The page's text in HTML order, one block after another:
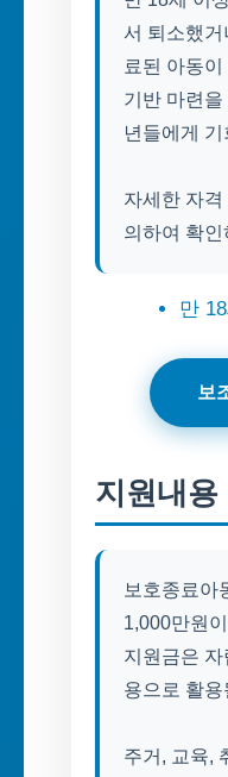
서 퇴소했
료된 아동
기반 마련
년들에게
자세한 자
의하여 확
만
보
지원내용
보호종료아
1,000만원
지원금은 자
용으로 활
주거, 교육,